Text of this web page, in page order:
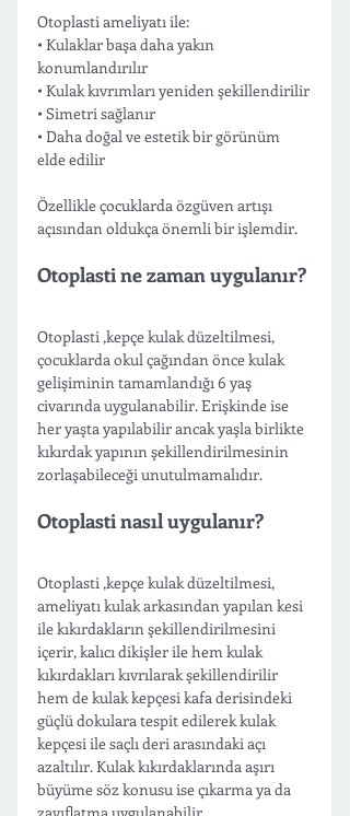
Otoplasti ameliyatı ile:
• Kulaklar başa daha yakın
konumlandırılır
• Kulak kıvrımları yeniden şekillendirilir
• Simetri sağlanır
• Daha doğal ve estetik bir görünüm
elde edilir
Özellikle çocuklarda özgüven artışı
açısından oldukça önemli bir işlemdir.
Otoplasti ne zaman uygulanır?
Otoplasti ,kepçe kulak düzeltilmesi,
çocuklarda okul çağından önce kulak
gelişiminin tamamlandığı 6 yaş
civarında uygulanabilir. Erişkinde ise
her yaşta yapılabilir ancak yaşla birlikte
kıkırdak yapının şekillendirilmesinin
zorlaşabileceği unutulmamalıdır.
Otoplasti nasıl uygulanır?
Otoplasti ,kepçe kulak düzeltilmesi,
ameliyatı kulak arkasından yapılan kesi
ile kıkırdakların şekillendirilmesini
içerir, kalıcı dikişler ile hem kulak
kıkırdakları kıvrılarak şekillendirilir
hem de kulak kepçesi kafa derisindeki
güçlü dokulara tespit edilerek kulak
kepçesi ile saçlı deri arasındaki açı
azaltılır. Kulak kıkırdaklarında aşırı
büyüme söz konusu ise çıkarma ya da